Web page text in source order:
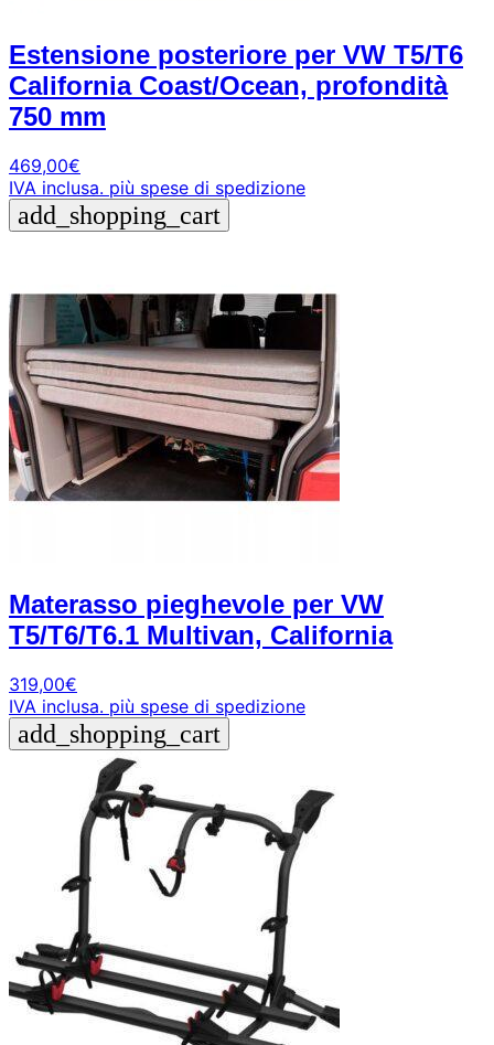
Estensione posteriore per VW T5/T6
California Coast/Ocean, profondità
750 mm
469,00€
IVA inclusa. più spese di spedizione
add_shopping_cart
Materasso pieghevole per VW
T5/T6/T6.1 Multivan, California
319,00€
IVA inclusa. più spese di spedizione
add_shopping_cart